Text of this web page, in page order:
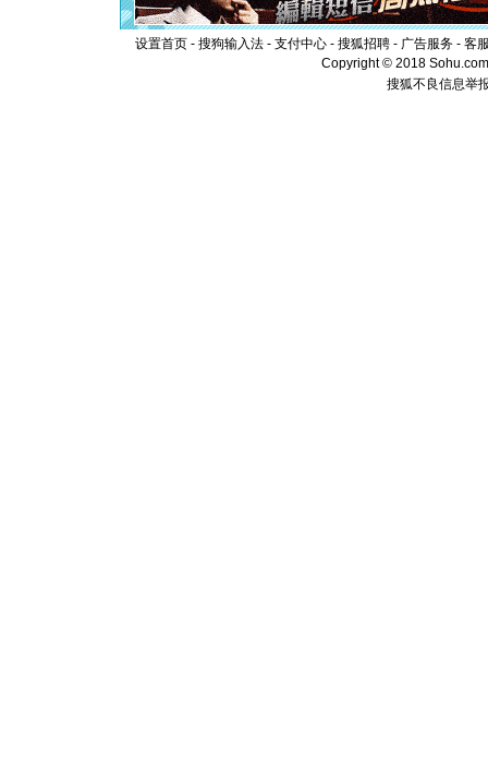
道一声平
[春节]传
片叶子是
送你一棵
设置首页 - 搜狗输入法 - 支付中心 - 搜狐招聘 - 广告服务 - 客
Copyright © 2018
搜狐不良信息举